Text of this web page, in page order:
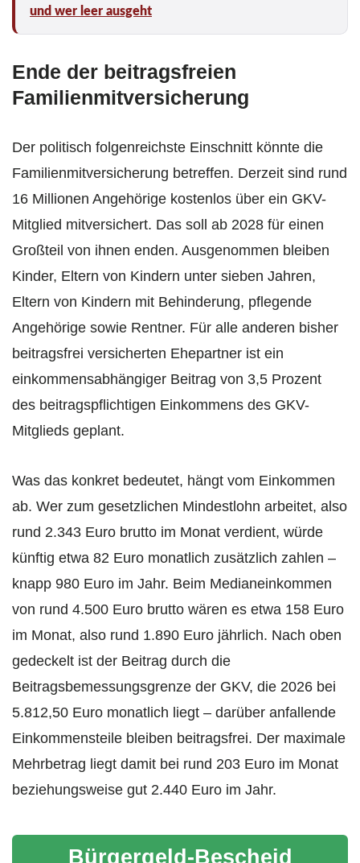
und wer leer ausgeht
Ende der beitragsfreien
Familienmitversicherung
Der politisch folgenreichste Einschnitt könnte die
Familienmitversicherung betreffen. Derzeit sind rund
16 Millionen Angehörige kostenlos über ein GKV-
Mitglied mitversichert. Das soll ab 2028 für einen
Großteil von ihnen enden. Ausgenommen bleiben
Kinder, Eltern von Kindern unter sieben Jahren,
Eltern von Kindern mit Behinderung, pflegende
Angehörige sowie Rentner. Für alle anderen bisher
beitragsfrei versicherten Ehepartner ist ein
einkommensabhängiger Beitrag von 3,5 Prozent
des beitragspflichtigen Einkommens des GKV-
Mitglieds geplant.
Was das konkret bedeutet, hängt vom Einkommen
ab. Wer zum gesetzlichen Mindestlohn arbeitet, also
rund 2.343 Euro brutto im Monat verdient, würde
künftig etwa 82 Euro monatlich zusätzlich zahlen –
knapp 980 Euro im Jahr. Beim Medianeinkommen
von rund 4.500 Euro brutto wären es etwa 158 Euro
im Monat, also rund 1.890 Euro jährlich. Nach oben
gedeckelt ist der Beitrag durch die
Beitragsbemessungsgrenze der GKV, die 2026 bei
5.812,50 Euro monatlich liegt – darüber anfallende
Einkommensteile bleiben beitragsfrei. Der maximale
Mehrbetrag liegt damit bei rund 203 Euro im Monat
beziehungsweise gut 2.440 Euro im Jahr.
Bürgergeld-Bescheid